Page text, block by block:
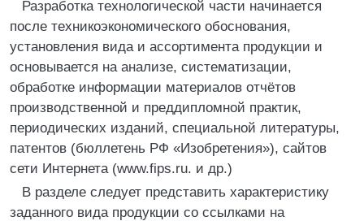
Разработка технологической части начинается
после техникоэкономического обоснования,
установления вида и ассортимента продукции и
основывается на анализе, систематизации,
обработке информации материалов отчётов
производственной и преддипломной практик,
периодических изданий, специальной литературы,
патентов (бюллетень РФ «Изобретения»), сайтов
сети Интернета (www.fips.ru. и др.)
В разделе следует представить характеристику
заданного вида продукции со ссылками на